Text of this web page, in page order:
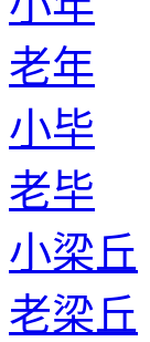
老年
小毕
老毕
小梁丘
老梁丘